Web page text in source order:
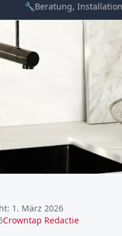
🔧Beratung, Installation
: 1. März 2026
Crowntap Redactie